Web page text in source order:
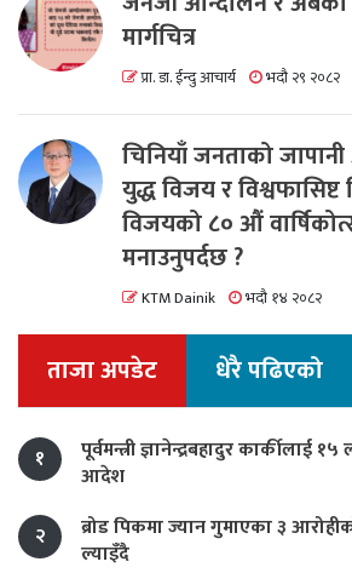
मार्गचित्र
प्रा. डा. ईन्दु आचार्य भदौ २९ २०८२
चिनियाँ जनताको
युद्ध विजय र विश्वफासिष्ट
विजयको ८० औं
मनाउनुपर्दछ ?
KTM Dainik भदौ १४ २०८२
ताजा अपडेट धेरै पढिएको
१
पूर्वमन्त्री ज्ञानेन्द्रबहादुर कार्कीलाई
आदेश
२
ब्रोड पिकमा ज्यान गुमाएका ३
ल्याइँदै